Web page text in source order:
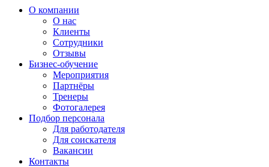
О компании
О нас
Клиенты
Сотрудники
Отзывы
Бизнес-обучение
Мероприятия
Партнёры
Тренеры
Фотогалерея
Подбор персонала
Для работодателя
Для соискателя
Вакансии
Контакты